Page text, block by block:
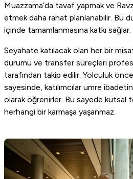
Muazzama’da tavaf yapmak ve
etmek daha rahat planlanabilir. Bu
içinde tamamlanmasına katkı sağlar.
Seyahate katılacak olan her bir
durumu ve transfer süreçleri
tarafından takip edilir. Yolculuk
sayesinde, katılımcılar umre
olarak öğrenirler. Bu sayede kutsal
herhangi bir karmaşa yaşanmaz.